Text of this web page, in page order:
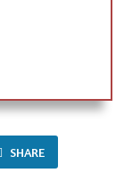
SHARE